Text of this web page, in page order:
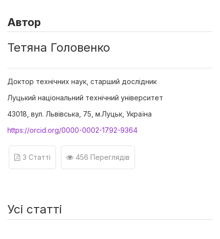
Автор
Тетяна Головенко
Доктор технічних наук, старший дослідник
Луцький національний технічний університет
43018, вул. Львівська, 75, м.Луцьк, Україна
https://orcid.org/0000-0002-1792-9364
3 Статті 456 Переглядів
Усі статті